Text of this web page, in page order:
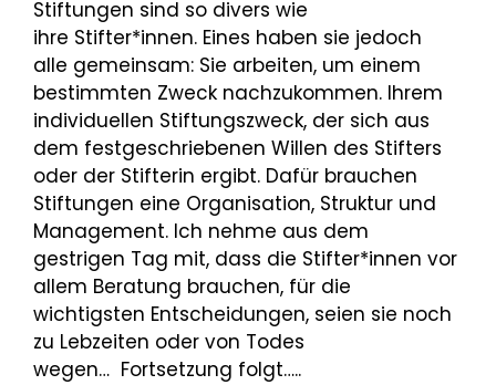
Stiftungen sind so divers wie
ihre Stifter*innen. Eines haben sie jedoch
alle gemeinsam: Sie arbeiten, um einem
bestimmten Zweck nachzukommen. Ihrem
individuellen Stiftungszweck, der sich aus
dem festgeschriebenen Willen des Stifters
oder der Stifterin ergibt. Dafür brauchen
Stiftungen eine Organisation, Struktur und
Management. Ich nehme aus dem
gestrigen Tag mit, dass die Stifter*innen vor
allem Beratung brauchen, für die
wichtigsten Entscheidungen, seien sie noch
zu Lebzeiten oder von Todes
wegen… Fortsetzung folgt…..